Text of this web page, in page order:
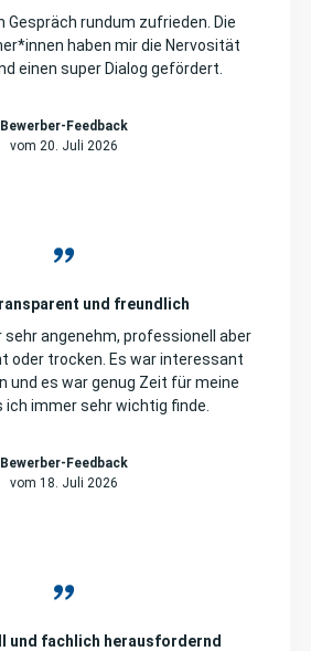
Gespräch rundum zufrieden. Die
haben mir die Nervosität
einen super Dialog gefördert.
Bewerber-Feedback
vom 20. Juli 2026
und freundlich
sehr angenehm, professionell aber
oder trocken. Es war interessant
und es war genug Zeit für meine
ich immer sehr wichtig finde.
Bewerber-Feedback
vom 18. Juli 2026
und fachlich herausfordernd